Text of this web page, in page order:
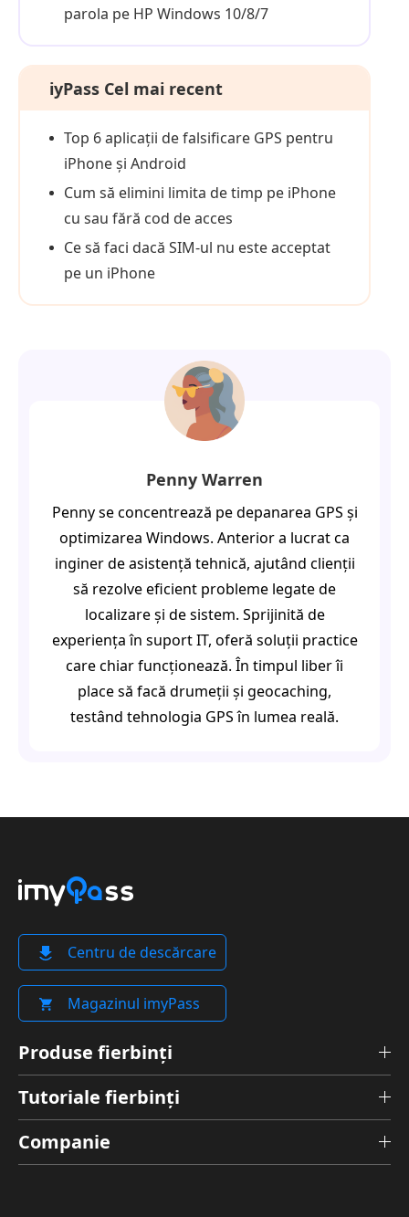
parola pe HP Windows 10/8/7
iyPass Cel mai recent
Top 6 aplicații de falsificare GPS pentru
iPhone și Android
Cum să elimini limita de timp pe iPhone
cu sau fără cod de acces
Ce să faci dacă SIM-ul nu este acceptat
pe un iPhone
Penny Warren
Penny se concentrează pe depanarea GPS și
optimizarea Windows. Anterior a lucrat ca
inginer de asistență tehnică, ajutând clienții
să rezolve eficient probleme legate de
localizare și de sistem. Sprijinită de
experiența în suport IT, oferă soluții practice
care chiar funcționează. În timpul liber îi
place să facă drumeții și geocaching,
testând tehnologia GPS în lumea reală.
Centru de descărcare
Magazinul imyPass
Produse fierbinți
Tutoriale fierbinți
Companie